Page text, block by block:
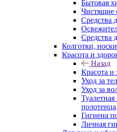
Бытовая
Чистящие
Средства
Средства
Колготки, носки
Красота и
Назад
Красота и
Уход за
Уход за
Гигиена
Личная